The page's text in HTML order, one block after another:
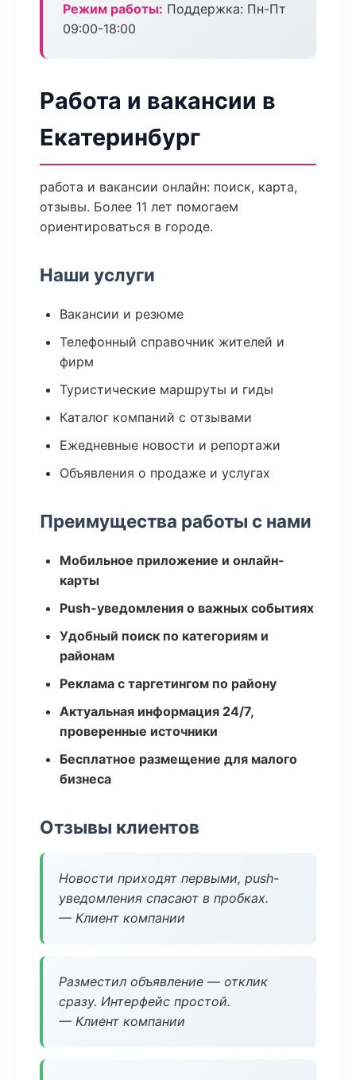
Режим работы: Поддержка: Пн-Пт
09:00-18:00
Работа и вакансии в
Екатеринбург
работа и вакансии онлайн: поиск, карта,
отзывы. Более 11 лет помогаем
ориентироваться в городе.
Наши услуги
Вакансии и резюме
Телефонный справочник жителей и
фирм
Туристические маршруты и гиды
Каталог компаний с отзывами
Ежедневные новости и репортажи
Объявления о продаже и услугах
Преимущества работы с нами
Мобильное приложение и онлайн-
карты
Push-уведомления о важных событиях
Удобный поиск по категориям и
районам
Реклама с таргетингом по району
Актуальная информация 24/7,
проверенные источники
Бесплатное размещение для малого
бизнеса
Отзывы клиентов
Новости приходят первыми, push-
уведомления спасают в пробках.
— Клиент компании
Разместил объявление — отклик
сразу. Интерфейс простой.
— Клиент компании